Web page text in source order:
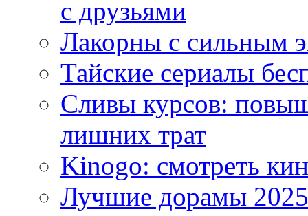
с друзьями
Лакорны с сильным
Тайские сериалы
Сливы курсов:
лишних трат
Kinogo: смотреть
Лучшие дорамы